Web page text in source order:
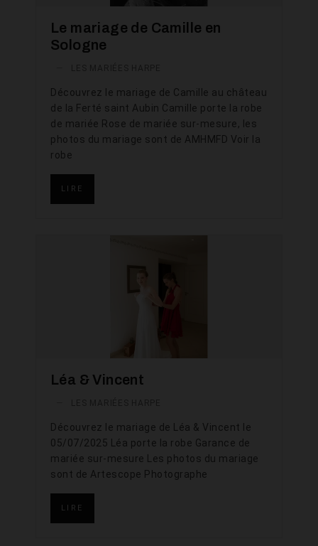
Le mariage de Camille en
Sologne
Découvrez le mariage de Camille au château
de la Ferté saint Aubin Camille porte la robe
de mariée Rose de mariée sur-mesure, les
photos du mariage sont de AMHMFD Voir la
robe
LIRE
Léa & Vincent
Découvrez le mariage de Léa & Vincent le
05/07/2025 Léa porte la robe Garance de
mariée sur-mesure Les photos du mariage
sont de Artescope Photographe
LIRE